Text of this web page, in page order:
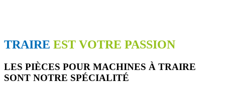
TRAIRE EST VOTRE PASSION
LES PIÈCES POUR MACHINES À TRAIRE
SONT NOTRE SPÉCIALITÉ